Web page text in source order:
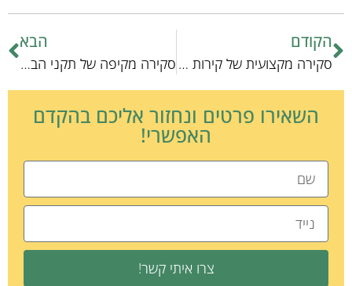
הקודם
סקירה מקצועית של קירות טיפוס יצירתיים לחתולים: פתרונות חדשניים לחיים פעילים
הבא
סקירה מקיפה של תקני הבטיחות בבדיקות מעבדה
השאירו פרטים ונחזור אליכם בהקדם
האפשרי!
צרו איתי קשר!